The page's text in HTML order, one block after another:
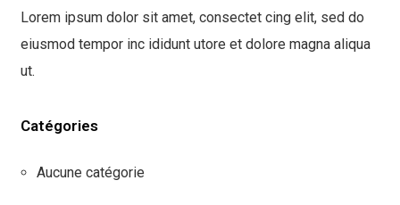
Lorem ipsum dolor sit amet, consectet cing elit, sed do
eiusmod tempor inc ididunt utore et dolore magna aliqua
ut.
Catégories
Aucune catégorie